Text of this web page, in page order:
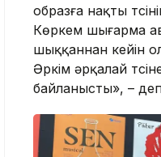
образға нақты
Көркем шығарма
шыққаннан кейін
Әркім әрқалай
байланысты», –